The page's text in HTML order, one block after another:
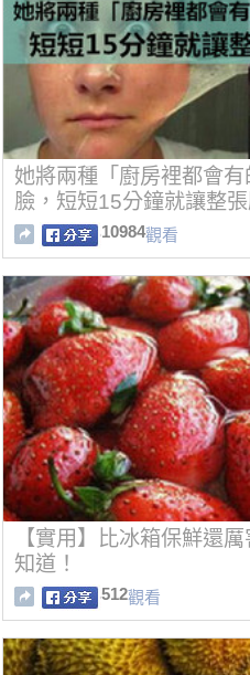
她將兩種「廚房裡都會
臉，短短15分鐘就讓整張
10984觀看
【實用】比冰箱保鮮還
知道！
512觀看